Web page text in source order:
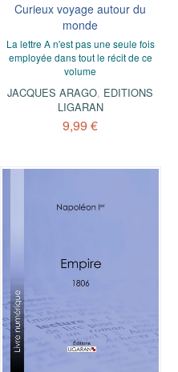
Curieux voyage autour du
monde
La lettre A n'est pas une seule fois
employée dans tout le récit de ce
volume
JACQUES ARAGO, EDITIONS
LIGARAN
9,99 €